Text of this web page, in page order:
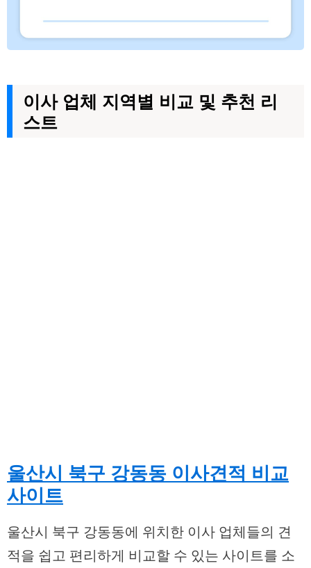
이사 업체 지역별 비교 및 추천 리
스트
울산시 북구 강동동 이사견적 비교
사이트
울산시 북구 강동동에 위치한 이사 업체들의 견
적을 쉽고 편리하게 비교할 수 있는 사이트를 소